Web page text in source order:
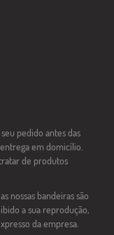
pedido antes das
em domicílio.
de produtos
nossas bandeiras são
a sua reprodução,
da empresa.